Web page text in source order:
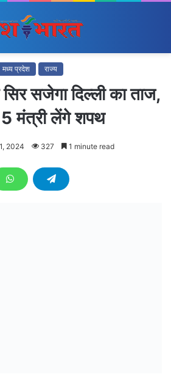
मध्य प्रदेश राज्य
सजेगा दिल्ली का ताज,
मंत्री लेंगे शपथ
2024 327 1 minute read